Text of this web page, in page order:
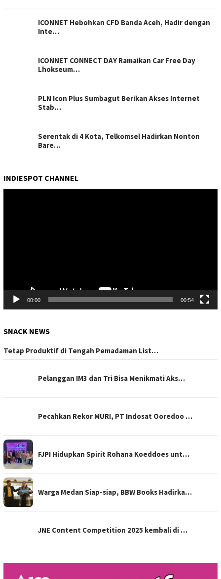
ICONNET Hebohkan CFD Banda Aceh, Hadir dengan
Inte…
ICONNET CONNECT DAY Ramaikan Car Free Day
Lhokseum…
PLN Icon Plus Sumbagut Berikan Akses Internet
Stab…
Serentak di 4 Kota, Telkomsel Hadirkan Nonton
Bare…
INDIESPOT CHANNEL
00:00 00:54
SNACK NEWS
Tetap Produktif di Tengah Pemadaman List…
Pelanggan IM3 dan Tri Bisa Menikmati Aks…
Pecahkan Rekor MURI, PT Indosat Ooredoo …
FJPI Hidupkan Spirit Rohana Koeddoes unt…
Warga Medan Siap-siap, BBW Books Hadirka…
JNE Content Competition 2025 kembali di …